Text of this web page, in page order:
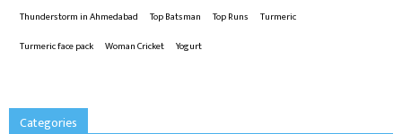
Thunderstorm in Ahmedabad
Top Batsman Top Runs
Turmeric
Turmeric face pack
Woman Cricket Yogurt
Categories